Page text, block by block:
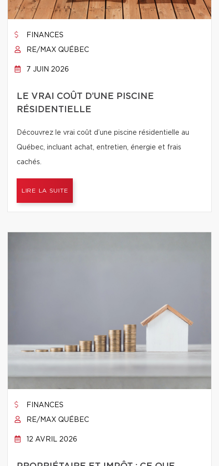
FINANCES
RE/MAX QUÉBEC
7 JUIN 2026
LE VRAI COÛT D’UNE PISCINE
RÉSIDENTIELLE
Découvrez le vrai coût d’une piscine résidentielle au
Québec, incluant achat, entretien, énergie et frais
cachés.
LIRE LA SUITE
FINANCES
RE/MAX QUÉBEC
12 AVRIL 2026